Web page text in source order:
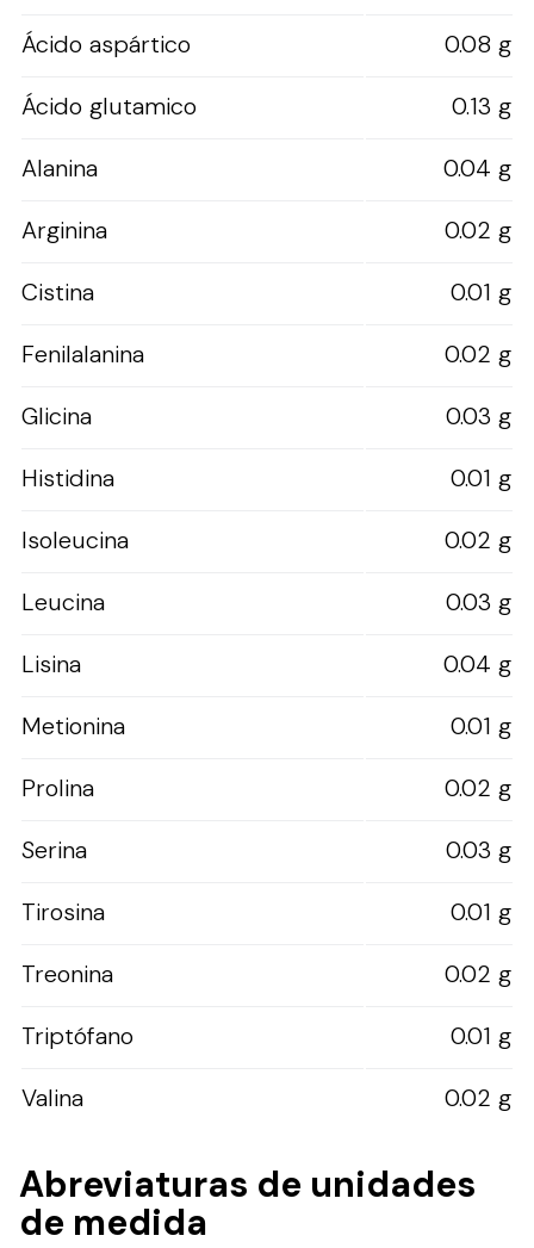
Ácido aspártico
0.08 g
Ácido glutamico
0.13 g
Alanina
0.04 g
Arginina
0.02 g
Cistina
0.01 g
Fenilalanina
0.02 g
Glicina
0.03 g
Histidina
0.01 g
Isoleucina
0.02 g
Leucina
0.03 g
Lisina
0.04 g
Metionina
0.01 g
Prolina
0.02 g
Serina
0.03 g
Tirosina
0.01 g
Treonina
0.02 g
Triptófano
0.01 g
Valina
0.02 g
Abreviaturas de unidades
de medida